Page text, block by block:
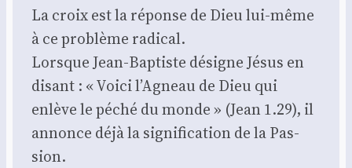
La croix est la réponse de Dieu lui-même
à ce pro­blème radi­cal.
Lorsque Jean-Bap­tiste désigne Jésus en
disant : « Voi­ci l’Agneau de Dieu qui
enlève le péché du monde » (Jean 1.29), il
annonce déjà la signi­fi­ca­tion de la Pas­
sion.